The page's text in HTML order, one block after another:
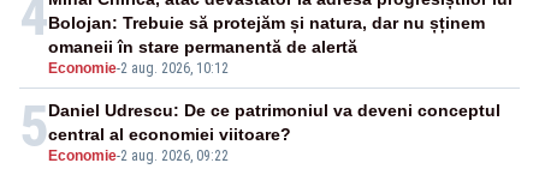
4
Economie-2 aug. 2026, 10:12
Bolojan: Trebuie să protejăm și natura, dar nu șținem
omaneii în stare permanentă de alertă
5 Economie-2 aug. 2026, 09:22
Daniel Udrescu: De ce patrimoniul va deveni conceptul
central al economiei viitoare?